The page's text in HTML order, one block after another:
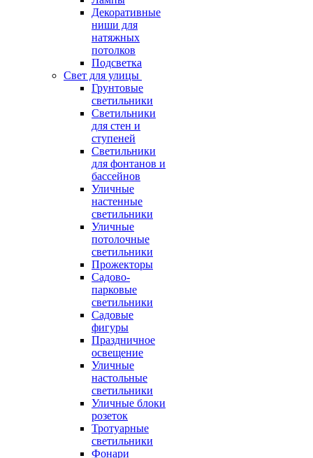
Декоративные
ниши для
натяжных
потолков
Подсветка
Свет для улицы
Грунтовые
светильники
Светильники
для стен и
ступеней
Светильники
для фонтанов и
бассейнов
Уличные
настенные
светильники
Уличные
потолочные
светильники
Прожекторы
Садово-
парковые
светильники
Садовые
фигуры
Праздничное
освещение
Уличные
настольные
светильники
Уличные блоки
розеток
Тротуарные
светильники
Фонари